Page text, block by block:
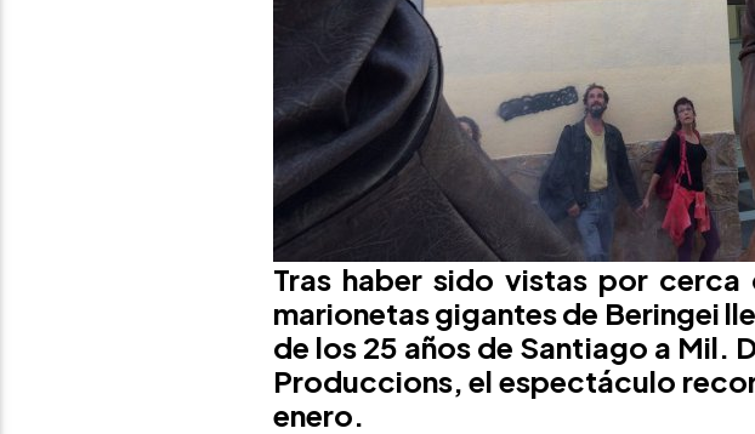
Tras haber sido vistas por
marionetas gigantes de Beringei
de los 25 años de Santiago a Mil.
Produccions, el espectáculo
enero.